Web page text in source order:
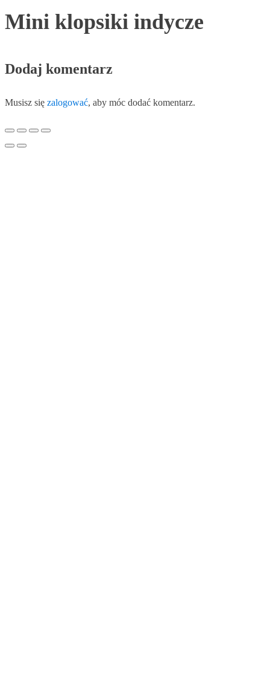
Mini klopsiki indycze
Dodaj komentarz
Musisz się zalogować, aby móc dodać komentarz.